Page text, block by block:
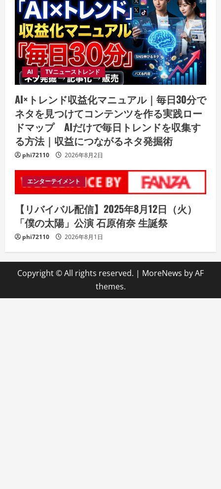
AI TVニューストレンド
AI×トレンド収益化マニュアル｜毎日30分で
ネタを見つけてコンテンツを作る実践ロー
ドマップ AIだけで毎日トレンドを収集す
る方法｜収益につながるネタ発掘術
phi72110 2026年8月2日
エンターテイメント
【リバイバル配信】2025年8月12日（火）
「僕の太陽」公演 石原侑奈 生誕祭
phi72110 2026年8月1日
Copyright © All rights reserved. | MoreNews by AF
themes.